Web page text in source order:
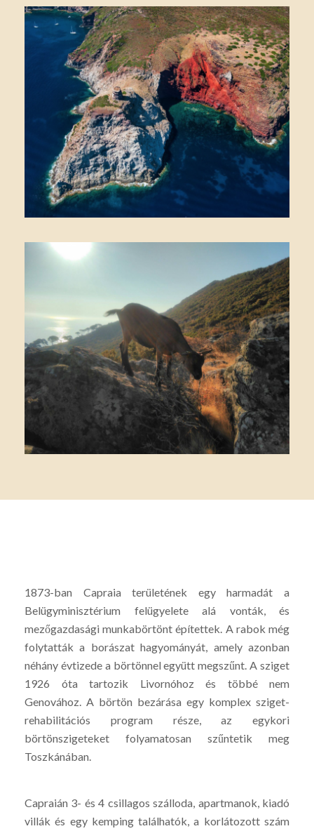
1873-ban Capraia területének egy harmadát a
Belügyminisztérium felügyelete alá vonták, és
mezőgazdasági munkabörtönt építettek. A rabok még
folytatták a borászat hagyományát, amely azonban
néhány évtizede a börtönnel együtt megszűnt. A sziget
1926 óta tartozik Livornóhoz és többé nem
Genovához. A börtön bezárása egy komplex sziget-
rehabilitációs program része, az egykori
börtönszigeteket folyamatosan szűntetik meg
Toszkánában.
Capraián 3- és 4 csillagos szálloda, apartmanok, kiadó
villák és egy kemping találhatók, a korlátozott szám